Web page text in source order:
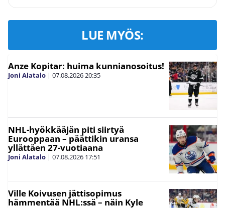
LUE MYÖS:
Anze Kopitar: huima kunnianosoitus!
Joni Alatalo | 07.08.202620:35
NHL-hyökkääjän piti siirtyä
Eurooppaan – päättikin uransa
yllättäen 27-vuotiaana
Joni Alatalo | 07.08.2026 17:51
Ville Koivusen jättisopimus
hämmentää NHL:ssä – näin Kyle